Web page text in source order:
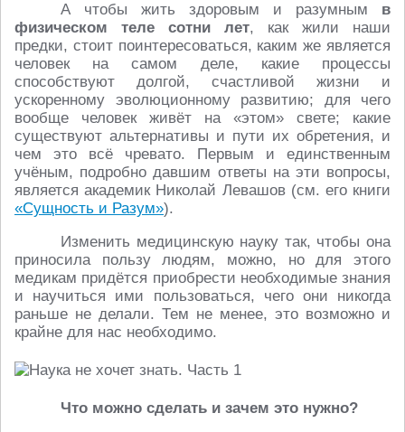
А чтобы жить здоровым и разумным в
физическом теле сотни лет, как жили наши
предки, стоит поинтересоваться, каким же является
человек на самом деле, какие процессы
способствуют долгой, счастливой жизни и
ускоренному эволюционному развитию; для чего
вообще человек живёт на «этом» свете; какие
существуют альтернативы и пути их обретения, и
чем это всё чревато. Первым и единственным
учёным, подробно давшим ответы на эти вопросы,
является академик Николай Левашов (см. его книги
«Сущность и Разум»).
Изменить медицинскую науку так, чтобы она
приносила пользу людям, можно, но для этого
медикам придётся приобрести необходимые знания
и научиться ими пользоваться, чего они никогда
раньше не делали. Тем не менее, это возможно и
крайне для нас необходимо.
Что можно сделать и зачем это нужно?